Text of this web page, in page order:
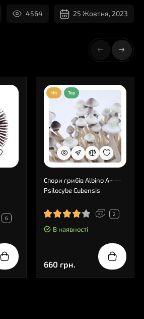
4564 25 Жовтня, 2023
6
Hit Top
Спори грибів Albino A+ —
Psilocybe Cubensis
2
В наявності
660 грн.